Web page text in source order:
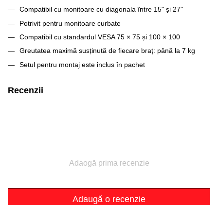
Compatibil cu monitoare cu diagonala între 15" și 27"
Potrivit pentru monitoare curbate
Compatibil cu standardul VESA 75 × 75 și 100 × 100
Greutatea maximă susținută de fiecare braț: până la 7 kg
Setul pentru montaj este inclus în pachet
Recenzii
Adaogă prima recenzie
Adaugă o recenzie